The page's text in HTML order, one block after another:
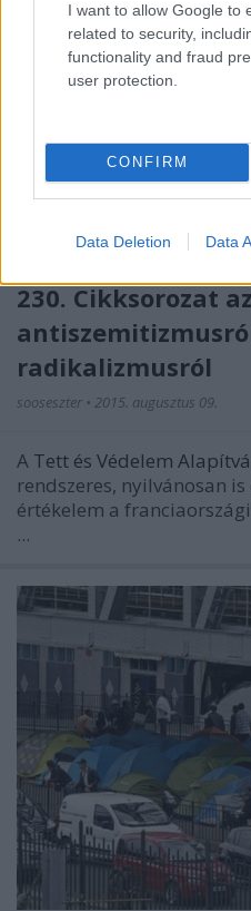
I want to allow Google to
related to security,
functionality and fraud
user protection.
CONFIRM
Data Deletion Data
231. Te is lehetsz
"Orbán Viktor szerint
magyarok vagyunk a
miniszterelnök ...
230. Cikksorozat
radikalizmusról
sooseszter • 2015. augusztus 09.
A Tett és Védelem
rendszeres, nyilvánosan
értékelem a
...